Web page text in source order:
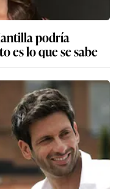
podría
es lo que se sabe